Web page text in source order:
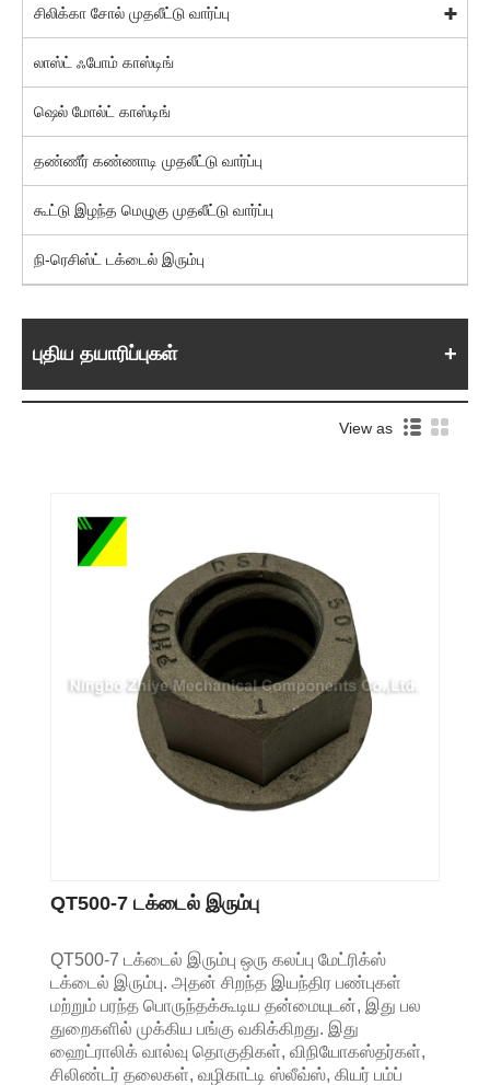
சிலிக்கா சோல் முதலீட்டு வார்ப்பு
லாஸ்ட் ஃபோம் காஸ்டிங்
ஷெல் மோல்ட் காஸ்டிங்
தண்ணீர் கண்ணாடி முதலீட்டு வார்ப்பு
கூட்டு இழந்த மெழுகு முதலீட்டு வார்ப்பு
நி-ரெசிஸ்ட் டக்டைல் ​​இரும்பு
புதிய தயாரிப்புகள்
View as
QT500-7 டக்டைல் இரும்பு
QT500-7 டக்டைல் இரும்பு ஒரு கலப்பு மேட்ரிக்ஸ்
டக்டைல் இரும்பு. அதன் சிறந்த இயந்திர பண்புகள்
மற்றும் பரந்த பொருந்தக்கூடிய தன்மையுடன், இது பல
துறைகளில் முக்கிய பங்கு வகிக்கிறது. இது
ஹைட்ராலிக் வால்வு தொகுதிகள், விநியோகஸ்தர்கள்,
சிலிண்டர் தலைகள், வழிகாட்டி ஸ்லீவ்ஸ், கியர் பம்ப்